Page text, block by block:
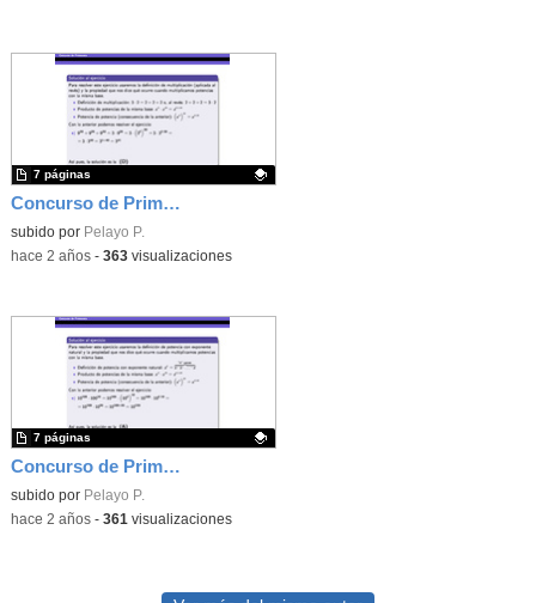
Concurso de Primavera - 2017 - Fase 1 - Nivel 3 - Ejercicio 20
Contenido educativo.
subido por Pelayo P.
7 páginas
-hace 2 años- 363visualizaciones
Concurso de Primavera - 2018 - Fase 1 - Nivel 3 - Ejercicio 5
Contenido educativo.
subido por Pelayo P.
7 páginas
-hace 2 años- 361 visualizaciones